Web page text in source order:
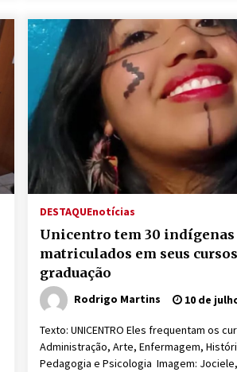
DESTAQUEnotícias
Unicentro tem 30 indígenas
matriculados em seus
graduação
Rodrigo Martins 10 de
Texto: UNICENTRO Eles frequentam os
Administração, Arte, Enfermagem,
Pedagogia e Psicologia Imagem: